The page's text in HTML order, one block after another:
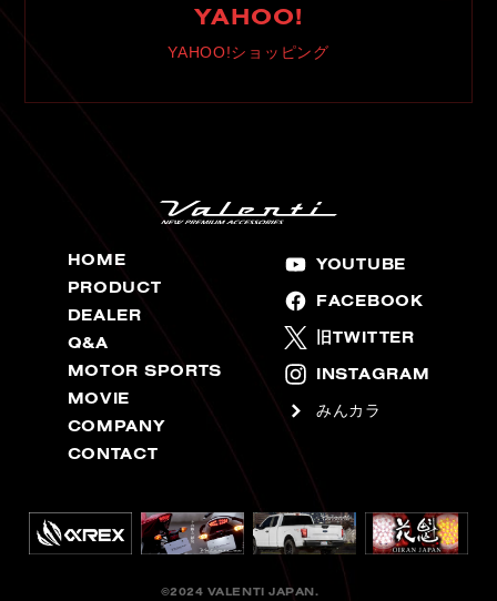
YAHOO!
YAHOO!ショッピング
HOME
PRODUCT
DEALER
Q&A
MOTOR SPORTS
MOVIE
COMPANY
CONTACT
YOUTUBE
FACEBOOK
旧TWITTER
INSTAGRAM
みんカラ
©2024 VALENTI JAPAN.